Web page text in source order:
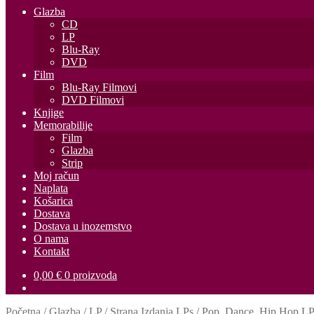
Glazba
CD
LP
Blu-Ray
DVD
Film
Blu-Ray Filmovi
DVD Filmovi
Knjige
Memorabilije
Film
Glazba
Strip
Moj račun
Naplata
Košarica
Dostava
Dostava u inozemstvo
O nama
Kontakt
0,00 € 0 proizvoda
Početna /Glazba /LP/ Strana Izdanja LPs /Pop, Dance, Hip Hop